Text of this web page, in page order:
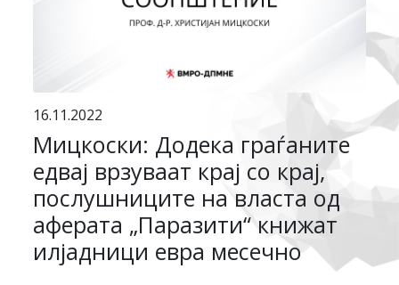
16.11.2022
Мицкоски: Додека граѓаните
едвај врзуваат крај со крај,
послушниците на власта од
аферата „Паразити“ книжат
илјадници евра месечно